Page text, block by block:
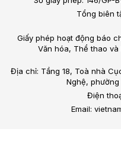
Tổng biên
Giấy phép hoạt động báo
Văn hóa, Thể thao và
Địa chỉ: Tầng 18, Toà nhà
Nghệ, phường
Điện
Email: